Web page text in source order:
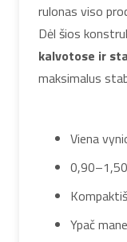
rulonas viso
Dėl šios
kalvotose ir
maksimalus
Viena
Ypač